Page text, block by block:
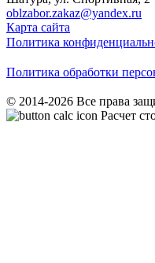
oblzabor.zakaz@yandex.ru
Карта сайта
Политика
Политика обработки
© 2014-2026 Все права
Расчет